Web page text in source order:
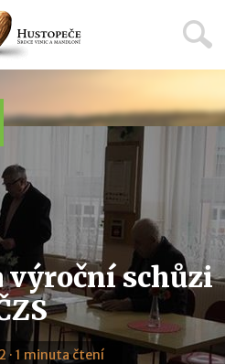
výroční schůzi
· 1 minuta čtení